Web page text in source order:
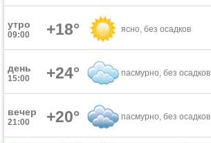
утро
09:00 +18° ясно, без осадков
день
15:00 +24° пасмурно, без осадков
вечер
21:00 +20° пасмурно, без осадков